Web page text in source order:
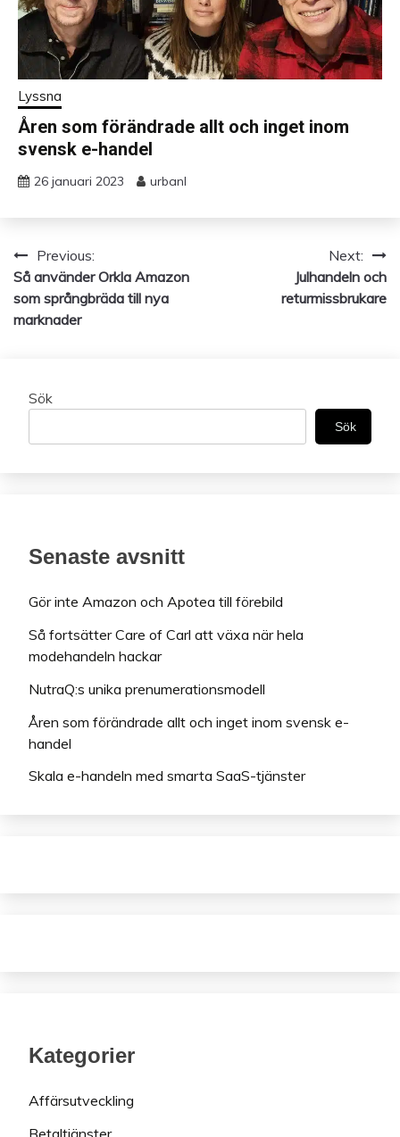
Lyssna
Åren som förändrade allt och inget inom
svensk e-handel
26 januari 2023 urbanl
Inläggsnavigering
Previous:
Så använder Orkla Amazon
som språngbräda till nya
marknader
Next:
Julhandeln och
returmissbrukare
Sök
Sök
Senaste avsnitt
Gör inte Amazon och Apotea till förebild
Så fortsätter Care of Carl att växa när hela
modehandeln hackar
NutraQ:s unika prenumerationsmodell
Åren som förändrade allt och inget inom svensk e-
handel
Skala e-handeln med smarta SaaS-tjänster
Kategorier
Affärsutveckling